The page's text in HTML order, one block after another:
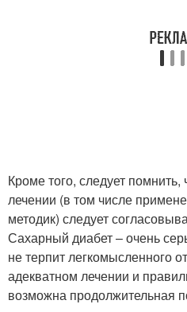
Кроме того, следует
лечении (в том числе
методик) следует
Сахарный диабет – очень
не терпит легкомысленного
адекватном лечении и
возможна продолжительная